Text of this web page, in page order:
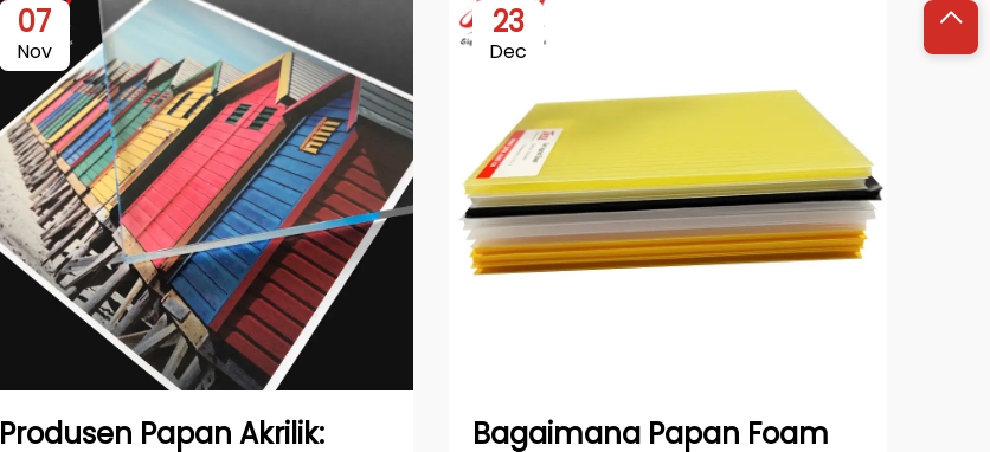
07
Nov
Produsen Papan Akrilik:
23
Dec
Bagaimana Papan Foam